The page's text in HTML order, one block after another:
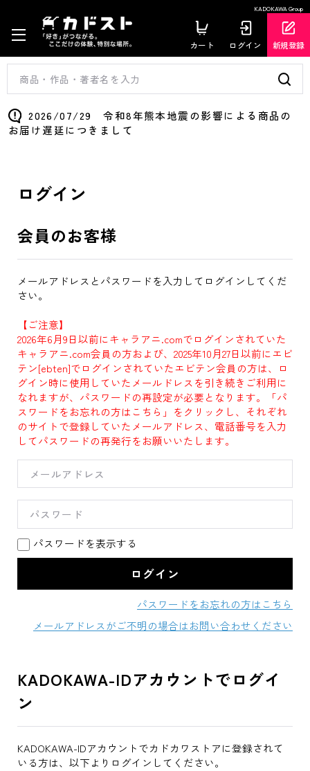
KADOKAWA Group
カート ログイン 新規登録
2026/07/29 令和8年熊本地震の影響による商品の
お届け遅延につきまして
ログイン
会員のお客様
メールアドレスとパスワードを入力してログインしてくだ
さい。
【ご注意】
2026年6月9日以前にキャラアニ.comでログインされていた
キャラアニ.com会員の方および、2025年10月27日以前にエビ
テン[ebten]でログインされていたエビテン会員の方は、ロ
グイン時に使用していたメールドレスを引き続きご利用に
なれますが、パスワードの再設定が必要となります。「パ
スワードをお忘れの方はこちら」をクリックし、それぞれ
のサイトで登録していたメールアドレス、電話番号を入力
してパスワードの再発行をお願いいたします。
パスワードを表示する
パスワードをお忘れの方はこちら
メールアドレスがご不明の場合はお問い合わせください
KADOKAWA-IDアカウントでログイ
ン
KADOKAWA-IDアカウントでカドカワストアに登録されて
いる方は、以下よりログインしてください。